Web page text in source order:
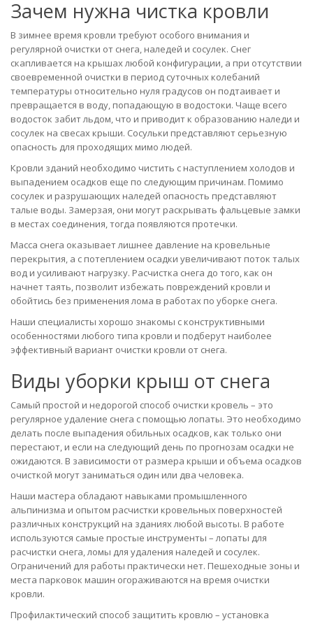
Зачем нужна чистка кровли
В зимнее время кровли требуют особого внимания и
регулярной очистки от снега, наледей и сосулек. Снег
скапливается на крышах любой конфигурации, а при отсутствии
своевременной очистки в период суточных колебаний
температуры относительно нуля градусов он подтаивает и
превращается в воду, попадающую в водостоки. Чаще всего
водосток забит льдом, что и приводит к образованию наледи и
сосулек на свесах крыши. Сосульки представляют серьезную
опасность для проходящих мимо людей.
Кровли зданий необходимо чистить с наступлением холодов и
выпадением осадков еще по следующим причинам. Помимо
сосулек и разрушающих наледей опасность представляют
талые воды. Замерзая, они могут раскрывать фальцевые замки
в местах соединения, тогда появляются протечки.
Масса снега оказывает лишнее давление на кровельные
перекрытия, а с потеплением осадки увеличивают поток талых
вод и усиливают нагрузку. Расчистка снега до того, как он
начнет таять, позволит избежать повреждений кровли и
обойтись без применения лома в работах по уборке снега.
Наши специалисты хорошо знакомы с конструктивными
особенностями любого типа кровли и подберут наиболее
эффективный вариант очистки кровли от снега.
Виды уборки крыш от снега
Самый простой и недорогой способ очистки кровель – это
регулярное удаление снега с помощью лопаты. Это необходимо
делать после выпадения обильных осадков, как только они
перестают, и если на следующий день по прогнозам осадки не
ожидаются. В зависимости от размера крыши и объема осадков
очисткой могут заниматься один или два человека.
Наши мастера обладают навыками промышленного
альпинизма и опытом расчистки кровельных поверхностей
различных конструкций на зданиях любой высоты. В работе
используются самые простые инструменты – лопаты для
расчистки снега, ломы для удаления наледей и сосулек.
Ограничений для работы практически нет. Пешеходные зоны и
места парковок машин огораживаются на время очистки
кровли.
Профилактический способ защитить кровлю – установка